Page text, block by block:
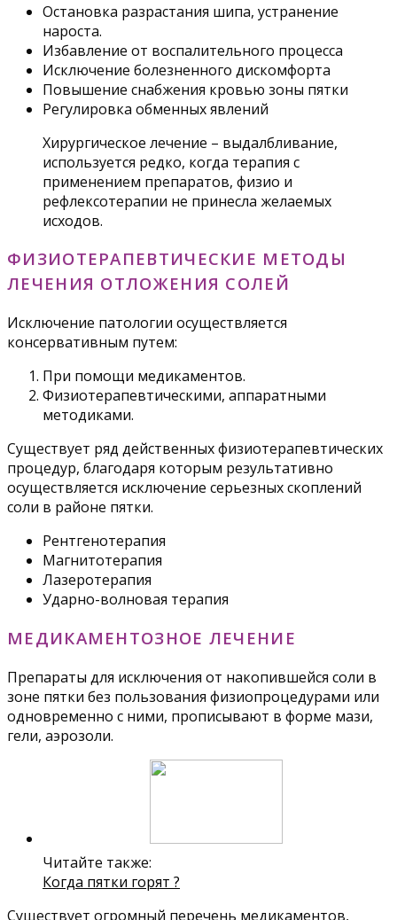
Остановка разрастания шипа, устранение
нароста.
Избавление от воспалительного процесса
Исключение болезненного дискомфорта
Повышение снабжения кровью зоны пятки
Регулировка обменных явлений
Хирургическое лечение – выдалбливание,
используется редко, когда терапия с
применением препаратов, физио и
рефлексотерапии не принесла желаемых
исходов.
ФИЗИОТЕРАПЕВТИЧЕСКИЕ МЕТОДЫ
ЛЕЧЕНИЯ ОТЛОЖЕНИЯ СОЛЕЙ
Исключение патологии осуществляется
консервативным путем:
При помощи медикаментов.
Физиотерапевтическими, аппаратными
методиками.
Существует ряд действенных физиотерапевтических
процедур, благодаря которым результативно
осуществляется исключение серьезных скоплений
соли в районе пятки.
Рентгенотерапия
Магнитотерапия
Лазеротерапия
Ударно-волновая терапия
МЕДИКАМЕНТОЗНОЕ ЛЕЧЕНИЕ
Препараты для исключения от накопившейся соли в
зоне пятки без пользования физиопроцедурами или
одновременно с ними, прописывают в форме мази,
гели, аэрозоли.
Читайте также:
Когда пятки горят ?
Существует огромный перечень медикаментов,